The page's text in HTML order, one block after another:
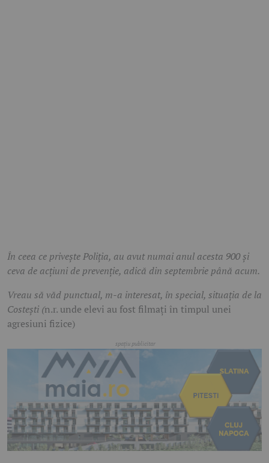
În ceea ce privește Poliția, au avut numai anul acesta 900 și
ceva de acțiuni de prevenție, adică din septembrie până acum.
Vreau să văd punctual, m-a interesat, în special, situația de la
Costești (n.r. unde elevi au fost filmați în timpul unei
agresiuni fizice)